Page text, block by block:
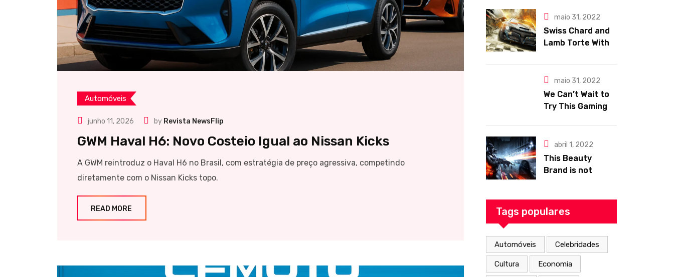
Automóveis
junho 11, 2026 by Revista NewsFlip
GWM Haval H6: Novo Costeio Igual ao Nissan Kicks
A GWM reintroduz o Haval H6 no Brasil, com estratégia de preço agressiva, competindo
diretamente com o Nissan Kicks topo.
READ MORE
maio 31, 2022
Swiss Chard and
Lamb Torte With
Pomegranate
Relish
maio 31, 2022
We Can’t Wait to
Try This Gaming
abril 1, 2022
This Beauty
Brand is not
Out
Tags populares
Automóveis Celebridades
Cultura Economia